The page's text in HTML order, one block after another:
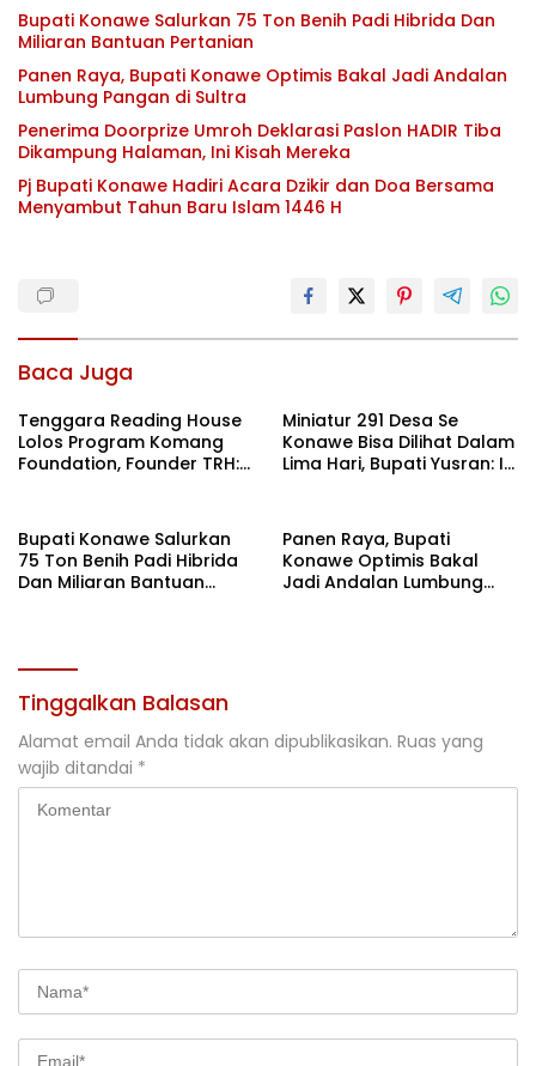
Bupati Konawe Salurkan 75 Ton Benih Padi Hibrida Dan
Miliaran Bantuan Pertanian
Panen Raya, Bupati Konawe Optimis Bakal Jadi Andalan
Lumbung Pangan di Sultra
Penerima Doorprize Umroh Deklarasi Paslon HADIR Tiba
Dikampung Halaman, Ini Kisah Mereka
Pj Bupati Konawe Hadiri Acara Dzikir dan Doa Bersama
Menyambut Tahun Baru Islam 1446 H
Baca Juga
Tenggara Reading House
Lolos Program Komang
Foundation, Founder TRH:
Miniatur 291 Desa Se
Konawe Bisa Dilihat Dalam
Lima Hari, Bupati Yusran: Ini
Pembangunan
Bupati Konawe Salurkan
75 Ton Benih Padi Hibrida
Dan Miliaran Bantuan
Panen Raya, Bupati
Konawe Optimis Bakal
Jadi Andalan Lumbung
Tinggalkan Balasan
Alamat email Anda tidak akan dipublikasikan. Ruas yang
wajib ditandai *